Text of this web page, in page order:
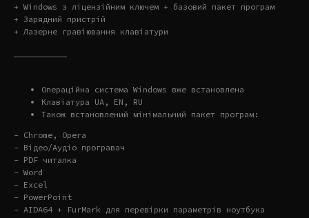
+ Windows з ліцензійним ключем + базовий пакет програм
+ Зарядний пристрій
+ Лазерне гравіювання клавіатури
———————————
Операційна система Windows вже встановлена
Клавіатура UA, EN, RU
Також встановлений мінімальний пакет програм:
- Chrome, Opera
- Відео/Аудіо програвач
- PDF читалка
- Word
- Excel
- PowerPoint
- AIDA64 + FurMark для перевірки параметрів ноутбука